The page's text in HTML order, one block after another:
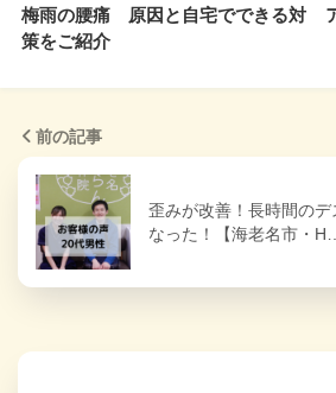
梅雨の腰痛 原因と自宅でできる対
策をご紹介
前の記事
歪みが改善！長時間の
なった！【海老名市・H…